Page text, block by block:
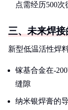
点需经历500次
三、未来焊接
新型低温活性焊
镓基合金在-
缝隙
纳米银焊膏的